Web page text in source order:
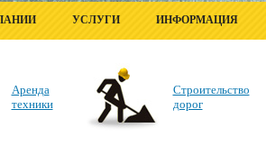
УСЛУГИ ИНФОРМАЦИЯ
Аренда
техники
Строительство
дорог